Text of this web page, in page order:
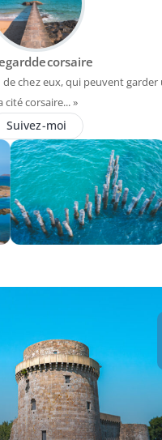
chez eux, qui peuvent garder
cité corsaire... »
Suivez-moi